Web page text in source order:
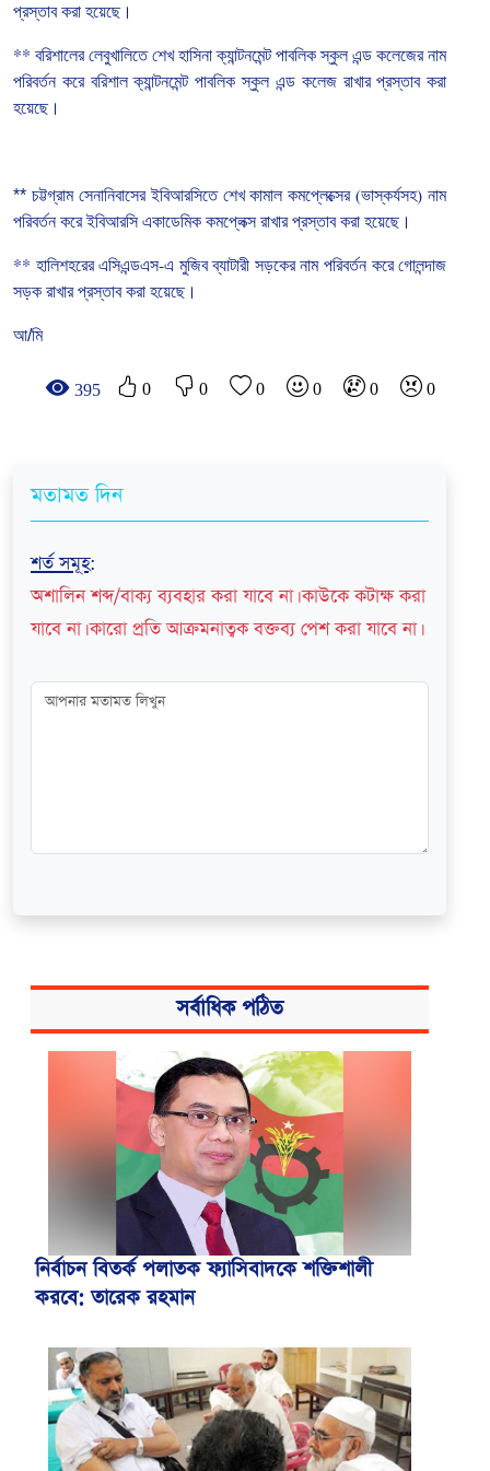
প্রস্তাব করা হয়েছে।
** বরিশালের লেবুখালিতে শেখ হাসিনা ক্যান্টনমেন্ট পাবলিক স্কুল এন্ড কলেজের নাম
পরিবর্তন করে বরিশাল ক্যান্টনমেন্ট পাবলিক স্কুল এন্ড কলেজ রাখার প্রস্তাব করা
হয়েছে।
** চট্টগ্রাম সেনানিবাসের ইবিআরসিতে শেখ কামাল কমপ্লেক্সের(ভাস্কর্যসহ) নাম
পরিবর্তন করে ইবিআরসি একাডেমিক কমপ্লেক্স রাখার প্রস্তাব করা হয়েছে।
** হালিশহরের এসিএন্ডএস-এ মুজিব ব্যাটারী সড়কের নাম পরিবর্তন করে গোলন্দাজ
সড়ক রাখার প্রস্তাব করা হয়েছে।
আ/মি
395 0 0 0 0 0 0
মতামত দিন
শর্ত সমূহ:
অশালিন শব্দ/বাক্য ব্যবহার করা যাবে না। কাউকে কটাক্ষ করা
যাবে না। কারো প্রতি আক্রমনাত্বক বক্তব্য পেশ করা যাবে না।
সর্বাধিক পঠিত
নির্বাচন বিতর্ক পলাতক ফ্যাসিবাদকে শক্তিশালী
করবে: তারেক রহমান